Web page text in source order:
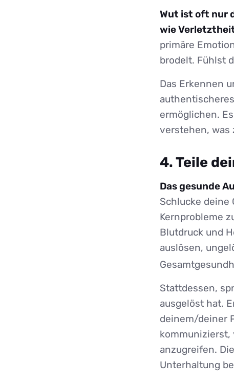
Wut ist oft nur
wie
primäre
brodelt. Fühlst
Das Erkennen
ermöglichen.
verstehen, was
4. Teile
Das gesunde
Schlucke deine
Kernprobleme
Blutdruck und
auslösen,
Stattdessen,
ausgelöst hat.
deinem/deiner
kommunizierst,
anzugreifen.
Unterhaltung